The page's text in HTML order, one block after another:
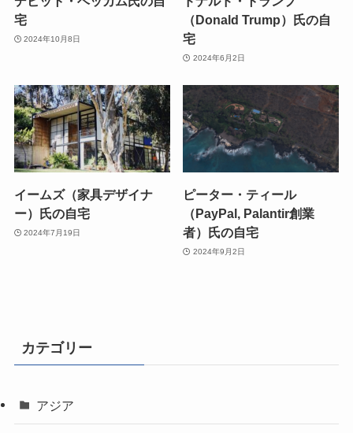
宅
2024年10月8日
（Donald Trump）氏の自
宅
2024年6月2日
イームズ（家具デザイナ
ー）氏の自宅
2024年7月19日
ピーター・ティール
（PayPal, Palantir創業
者）氏の自宅
2024年9月2日
カテゴリー
アジア